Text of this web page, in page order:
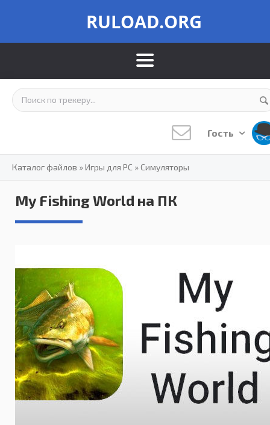
RULOAD.ORG
Гость
Каталог файлов »Игры для PC »Симуляторы
My Fishing World на ПК